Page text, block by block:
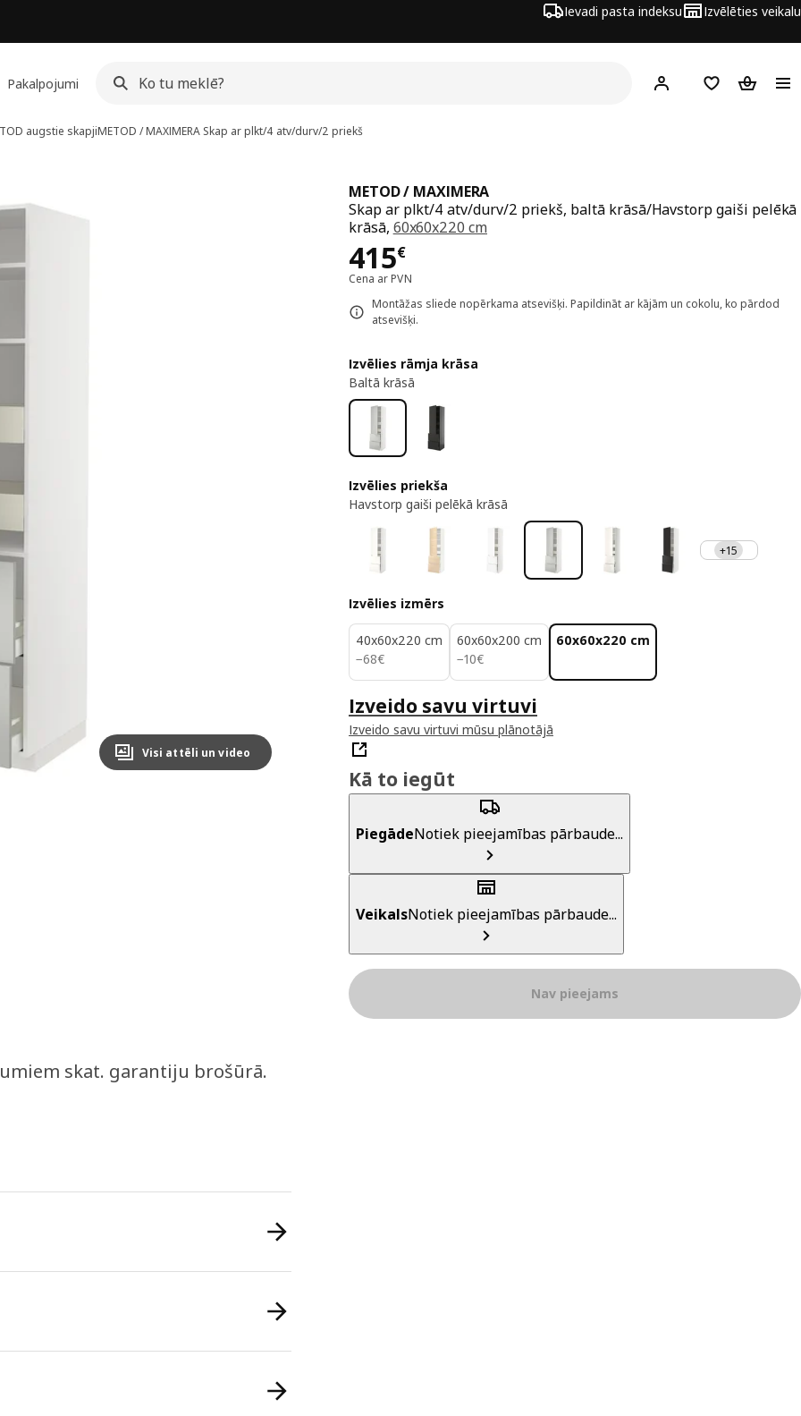
Ievadi pasta indeksu Izvēlēties veikalu
Pakalpojumi Hej! Pierakstīties
PirkumuPirkumu
augstie skapjiMETOD / MAXIMERASkap ar plkt/4 atv/durv/2 priekš
Visi attēli un video
METOD / MAXIMERA
Skap ar plkt/4 atv/durv/2 priekš, baltā krāsā/Havstorp gaiši pelēkā
krāsā, 60x60x220 cm
415€
Cena 415€
Cena ar PVN
Montāžas sliede nopērkama atsevišķi. Papildināt ar kājām un cokolu, ko pārdod
atsevišķi.
Izvēlies rāmja krāsa
Baltā krāsā
Izvēlies priekša
Havstorp gaiši pelēkā krāsā
+15
Izvēlies izmērs
40x60x220 cm
−68€
68€
60x60x200 cm
−10€
10€
60x60x220 cm
Izveido savu virtuvi
Izveido savu virtuvi mūsu plānotājā
Kā to iegūt
PiegādeNotiek pieejamības pārbaude...
VeikalsNotiek pieejamības pārbaude...
Nav pieejams
skat. garantiju brošūrā.